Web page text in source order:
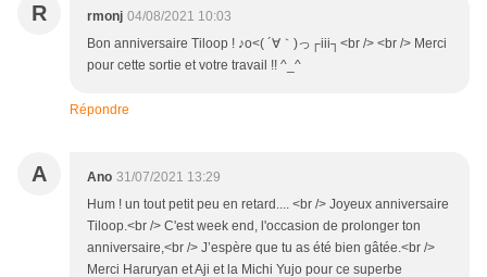
R rmonj 04/08/2021 10:03
Bon anniversaire Tiloop ! ♪o<( ´∀｀)っ┌iii┐<br /> <br /> Merci
pour cette sortie et votre travail !! ^_^
Répondre
A Ano 31/07/2021 13:29
Hum ! un tout petit peu en retard.... <br /> Joyeux anniversaire
Tiloop.<br /> C'est week end, l'occasion de prolonger ton
anniversaire,<br /> J’espère que tu as été bien gâtée.<br />
Merci Haruryan et Aji et la Michi Yujo pour ce superbe